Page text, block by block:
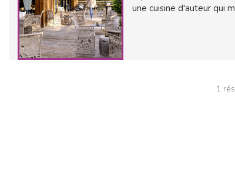
une cuisine d'auteur qui
1